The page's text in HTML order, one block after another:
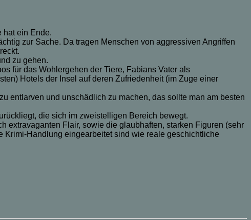
hat ein Ende.
zur Sache. Da tragen Menschen von aggressiven Angriffen
zu gehen.
für das Wohlergehen der Tiere, Fabians Vater als
Hotels der Insel auf deren Zufriedenheit (im Zuge einer
entlarven und unschädlich zu machen, das sollte man am besten
die sich im zweistelligen Bereich bewegt.
extravaganten Flair, sowie die glaubhaften, starken Figuren (sehr
Krimi-Handlung eingearbeitet sind wie reale geschichtliche